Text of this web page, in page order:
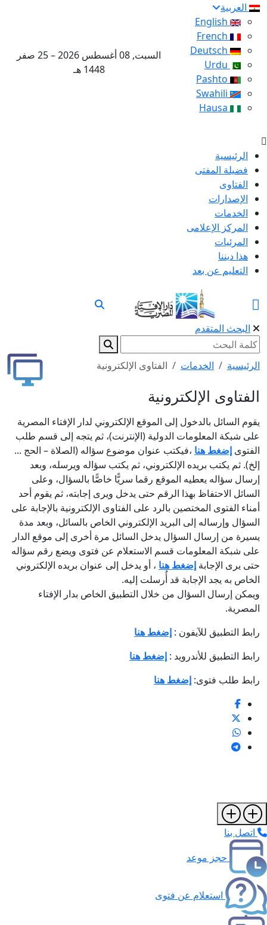
العربية
السبت, 08 أغسطس 2026 – 25 صفر
1448 هـ
الرئيسية
فضيلة المفتى
الفتاوى
الإصدارات
الخدمات
المركز الإعلامى
المرئيات
هذا ديننا
التعليم عن بعد
البحث المتقدم
الرئيسية الخدمات الفتاوى الإلكترونية
الفتاوى الإلكترونية
يقوم السائل بالدخول إلى الموقع الإلكتروني لدار الإفتاء المصرية
على شبكة المعلومات الدولية (الإنترنت)، ثم يتجه إلى قسم طلب
الفتوى إضغط هنا ،فيكتب عنوان موضوع سؤاله (الصلاة – الحج ...
إلخ). ثم يكتب بريده الإلكتروني، ثم يكتب سؤاله ويرسله، وبعد
إرسال سؤاله يعطيه الموقع رقما سريًّا خاصًّا بالسؤال، وعلى
السائل الاحتفاظ بهذا الرقم حتى يدخل ويرى إجابته، ثم يقوم أحد
أمناء الفتوى المختصين بالرد على الفتاوى الإلكترونية بالإجابة على
السؤال وإرساله إلى البريد الإلكتروني الخاص بالسائل، وبعد مدة
يسيرة من إرسال السؤال يدخل السائل مرة أخرى إلى موقع الدار
على شبكة المعلومات قسم الاستعلام عن فتوى ويضع رقم سؤاله
حتى يرى الإجابة إضغط هنا ، أو يدخل إلى عنوان بريده الإلكتروني
الخاص به يجد الإجابة قد أُرسلت إليه.
ويمكن إرسال السؤال من خلال التطبيق الخاص بدار الإفتاء
المصرية.
رابط التطبيق للآيفون : إضغط هنا
رابط التطبيق للأندرويد : إضغط هنا
رابط طلب فتوى: إضغط هنا
اتصل بنا
حجز موعد
استعلام عن فتوى